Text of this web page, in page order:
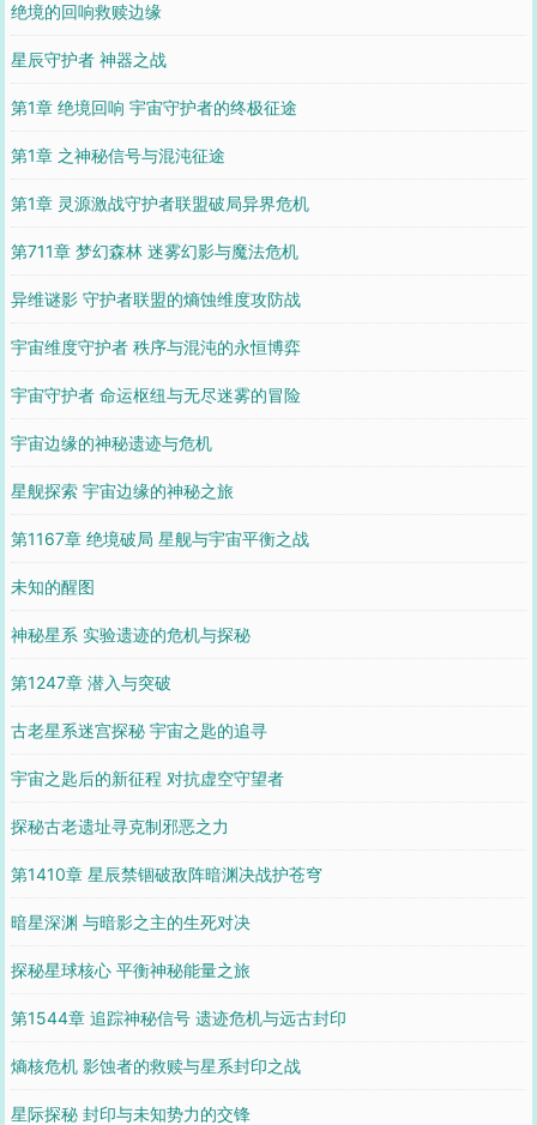
绝境的回响救赎边缘
星辰守护者 神器之战
第1章 绝境回响 宇宙守护者的终极征途
第1章 之神秘信号与混沌征途
第1章 灵源激战守护者联盟破局异界危机
第711章 梦幻森林 迷雾幻影与魔法危机
异维谜影 守护者联盟的熵蚀维度攻防战
宇宙维度守护者 秩序与混沌的永恒博弈
宇宙守护者 命运枢纽与无尽迷雾的冒险
宇宙边缘的神秘遗迹与危机
星舰探索 宇宙边缘的神秘之旅
第1167章 绝境破局 星舰与宇宙平衡之战
未知的醒图
神秘星系 实验遗迹的危机与探秘
第1247章 潜入与突破
古老星系迷宫探秘 宇宙之匙的追寻
宇宙之匙后的新征程 对抗虚空守望者
探秘古老遗址寻克制邪恶之力
第1410章 星辰禁锢破敌阵暗渊决战护苍穹
暗星深渊 与暗影之主的生死对决
探秘星球核心 平衡神秘能量之旅
第1544章 追踪神秘信号 遗迹危机与远古封印
熵核危机 影蚀者的救赎与星系封印之战
星际探秘 封印与未知势力的交锋